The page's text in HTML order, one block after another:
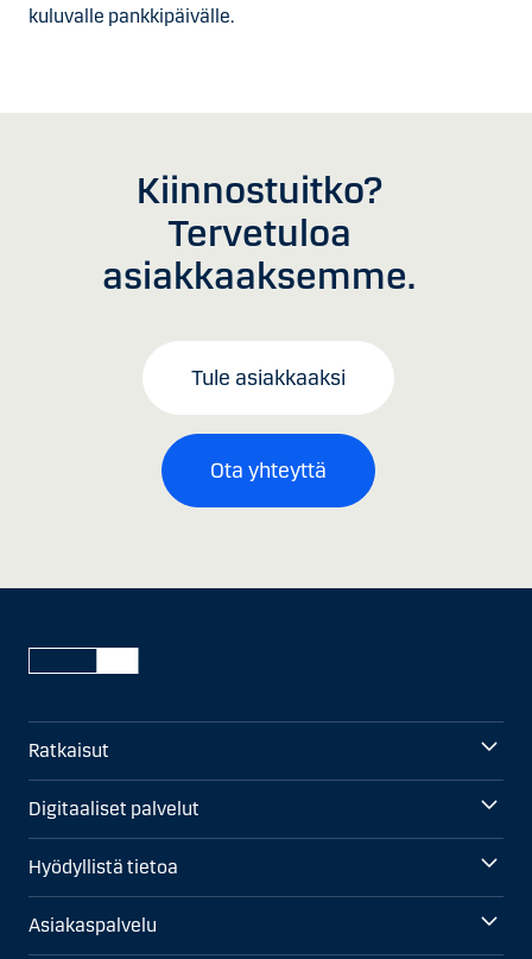
kuluvalle pankkipäivälle.
Kiinnostuitko?
Tervetuloa
asiakkaaksemme.
Tule asiakkaaksi
Ota yhteyttä
Ratkaisut
Digitaaliset palvelut
Hyödyllistä tietoa
Asiakaspalvelu